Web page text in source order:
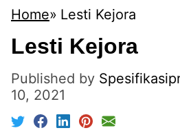
Home Lesti Kejora
Lesti Kejora
Published by
10, 2021